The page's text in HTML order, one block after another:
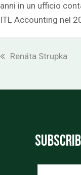
anni in un ufficio
ITL Accounting nel
previous
Renáta Strupka